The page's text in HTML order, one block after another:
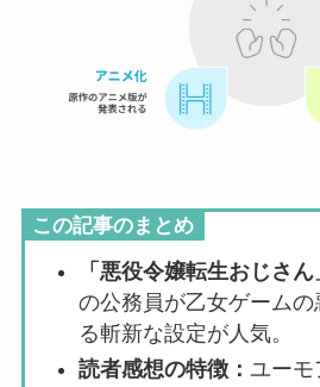
この記事のまとめ
「悪役令嬢転生おじさん
の公務員が乙女ゲーム
る斬新な設定が人気。
読者感想の特徴： ユーモ